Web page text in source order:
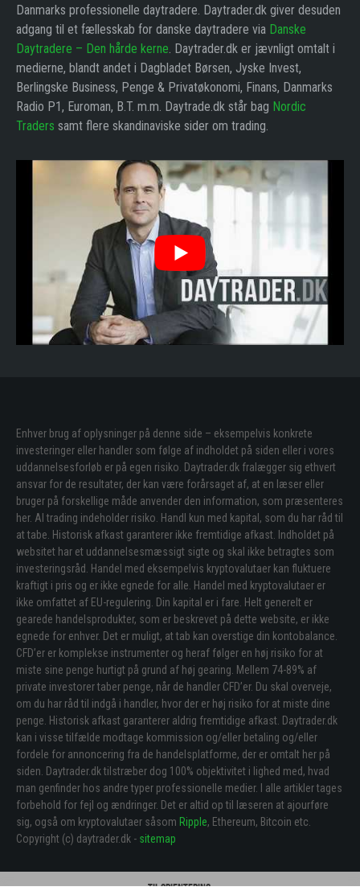
Danmarks professionelle daytradere. Daytrader.dk giver desuden
adgang til et fællesskab for danske daytradere via Danske
Daytradere – Den hårde kerne. Daytrader.dk er jævnligt omtalt i
medierne, blandt andet i Dagbladet Børsen, Jyske Invest,
Berlingske Business, Penge & Privatøkonomi, Finans, Danmarks
Radio P1, Euroman, B.T. m.m. Daytrade.dk står bag Nordic
Traders samt flere skandinaviske sider om trading.
Enhver brug af oplysninger på denne side – eksempelvis konkrete
investeringer eller handler som følge af indholdet på siden eller i vores
uddannelsesforløb er på egen risiko. Daytrader.dk fralægger sig ethvert
ansvar for de resultater, der kan være forårsaget af, at en læser eller
bruger på forskellige måde anvender den information, som præsenteres
her. Al trading indeholder risiko. Handl kun med kapital, som du har råd til
at tabe. Historisk afkast garanterer ikke fremtidige afkast. Indholdet på
websitet har et uddannelsesmæssigt sigte og skal ikke betragtes som
investeringsråd. Handel med eksempelvis kryptovalutaer kan fluktuere
kraftigt i pris og er ikke egnede for alle. Handel med kryptovalutaer er
ikke omfattet af EU-regulering. Din kapital er i fare. Helt generelt er
gearede handelsprodukter, som er beskrevet på dette website, er ikke
egnede for enhver. Det er muligt, at tab kan overstige din kontobalance.
CFD’er er komplekse instrumenter og heraf følger en høj risiko for at
miste sine penge hurtigt på grund af høj gearing. Mellem 74-89% af
private investorer taber penge, når de handler CFD’er. Du skal overveje,
om du har råd til indgå i handler, hvor der er høj risiko for at miste dine
penge. Historisk afkast garanterer aldrig fremtidige afkast. Daytrader.dk
kan i visse tilfælde modtage kommission og/eller betaling og/eller
fordele for annoncering fra de handelsplatforme, der er omtalt her på
siden. Daytrader.dk tilstræber dog 100% objektivitet i lighed med, hvad
man genfinder hos andre typer professionelle medier. I alle artikler tages
forbehold for fejl og ændringer. Det er altid op til læseren at ajourføre
sig, også om kryptovalutaer såsom Ripple, Ethereum, Bitcoin etc.
Copyright (c) daytrader.dk - sitemap
Til orientering: